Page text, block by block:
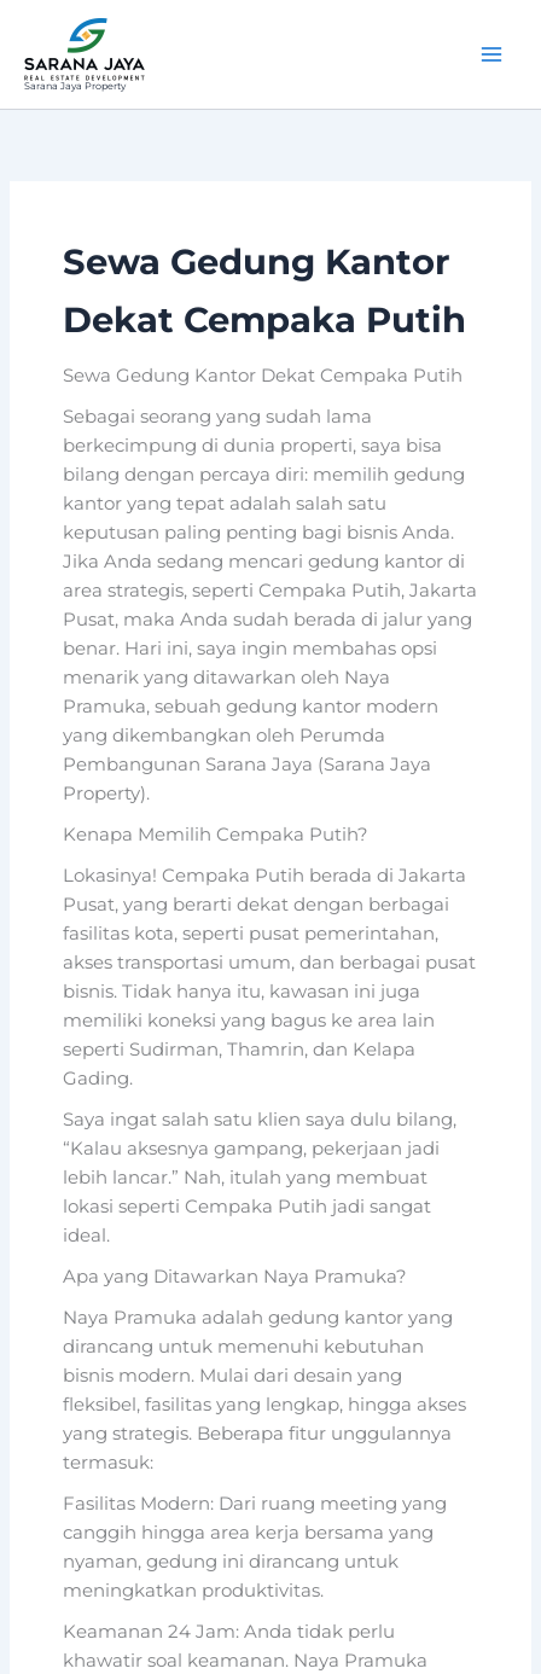
konten
Sarana Jaya Property
Sewa Gedung Kantor
Dekat Cempaka Putih
Sewa Gedung Kantor Dekat Cempaka Putih
Sebagai seorang yang sudah lama
berkecimpung di dunia properti, saya bisa
bilang dengan percaya diri: memilih gedung
kantor yang tepat adalah salah satu
keputusan paling penting bagi bisnis Anda.
Jika Anda sedang mencari gedung kantor di
area strategis, seperti Cempaka Putih, Jakarta
Pusat, maka Anda sudah berada di jalur yang
benar. Hari ini, saya ingin membahas opsi
menarik yang ditawarkan oleh Naya
Pramuka, sebuah gedung kantor modern
yang dikembangkan oleh Perumda
Pembangunan Sarana Jaya (Sarana Jaya
Property).
Kenapa Memilih Cempaka Putih?
Lokasinya! Cempaka Putih berada di Jakarta
Pusat, yang berarti dekat dengan berbagai
fasilitas kota, seperti pusat pemerintahan,
akses transportasi umum, dan berbagai pusat
bisnis. Tidak hanya itu, kawasan ini juga
memiliki koneksi yang bagus ke area lain
seperti Sudirman, Thamrin, dan Kelapa
Gading.
Saya ingat salah satu klien saya dulu bilang,
“Kalau aksesnya gampang, pekerjaan jadi
lebih lancar.” Nah, itulah yang membuat
lokasi seperti Cempaka Putih jadi sangat
ideal.
Apa yang Ditawarkan Naya Pramuka?
Naya Pramuka adalah gedung kantor yang
dirancang untuk memenuhi kebutuhan
bisnis modern. Mulai dari desain yang
fleksibel, fasilitas yang lengkap, hingga akses
yang strategis. Beberapa fitur unggulannya
termasuk:
Fasilitas Modern: Dari ruang meeting yang
canggih hingga area kerja bersama yang
nyaman, gedung ini dirancang untuk
meningkatkan produktivitas.
Keamanan 24 Jam: Anda tidak perlu
khawatir soal keamanan. Naya Pramuka